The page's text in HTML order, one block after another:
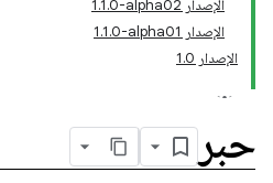
الإصدار ‎1.1.0-alpha02
الإصدار ‎1.1.0-alpha01
الإصدار 1.0
حبر